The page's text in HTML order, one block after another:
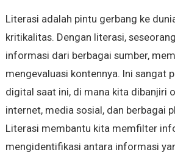
Literasi adalah pintu gerbang ke
kritikalitas. Dengan literasi,
informasi dari berbagai sumber,
mengevaluasi kontennya. Ini sangat
digital saat ini, di mana kita dibanjiri
internet, media sosial, dan berbagai
Literasi membantu kita memfilter
mengidentifikasi antara informasi